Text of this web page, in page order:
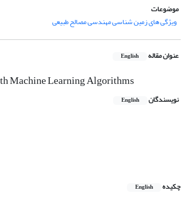
موضوعات
ویژگی های زمین شناسی مهندسی مصالح طبیعی
عنوان مقاله English
Machine Learning Algorithms
نویسندگان English
چکیده
English